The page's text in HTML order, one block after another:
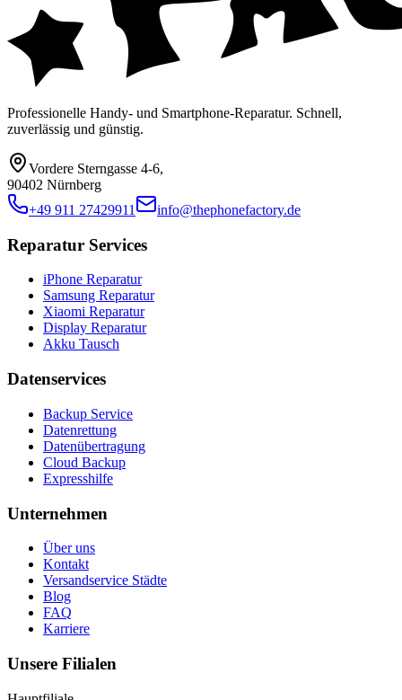
Professionelle Handy- und Smartphone-Reparatur. Schnell,
zuverlässig und günstig.
Vordere Sterngasse 4-6,
90402 Nürnberg
+49 911 27429911
info@thephonefactory.de
Reparatur Services
iPhone Reparatur
Samsung Reparatur
Xiaomi Reparatur
Display Reparatur
Akku Tausch
Datenservices
Backup Service
Datenrettung
Datenübertragung
Cloud Backup
Expresshilfe
Unternehmen
Über uns
Kontakt
Versandservice Städte
Blog
FAQ
Karriere
Unsere Filialen